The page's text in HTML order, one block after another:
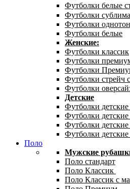
Футболки белые
Футболки
Футболки
Футболки белые
Женские:
Футболки классик
Футболки
Футболки
Футболки стрейч
Футболки
Детские
Футболки детские
Футболки
Футболки
Футболки
Поло
Мужские
Поло стандарт
Поло Классик
Поло Классик с